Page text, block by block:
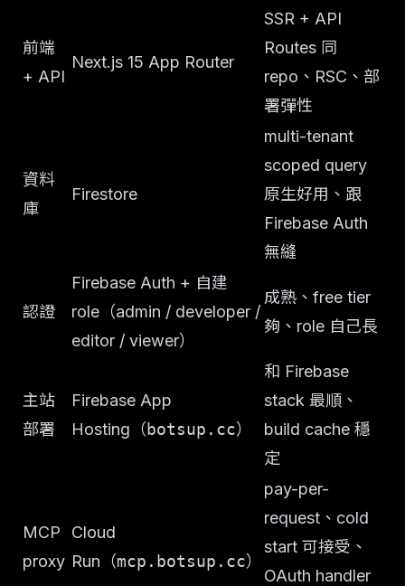
前端
+ API
Next.js 15 App Router
SSR + API
Routes 同
repo、RSC、部
署彈性
資料
庫
Firestore
multi-tenant
scoped query
原生好用、跟
Firebase Auth
無縫
認證
Firebase Auth + 自建
role（admin / developer /
editor / viewer）
成熟、free tier
夠、role 自己長
主站
部署
Firebase App
Hosting（botsup.cc）
和 Firebase
stack 最順、
build cache 穩
定
MCP
proxy
Cloud
Run（mcp.botsup.cc）
pay-per-
request、cold
start 可接受、
OAuth handler